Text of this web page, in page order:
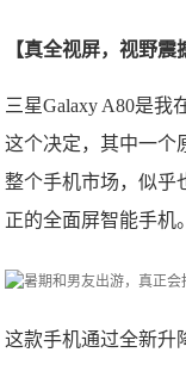
【真全视屏，视野震
三星Galaxy A80是我
这个决定，其中一个
整个手机市场，似乎
正的全面屏智能手机。
这款手机通过全新升